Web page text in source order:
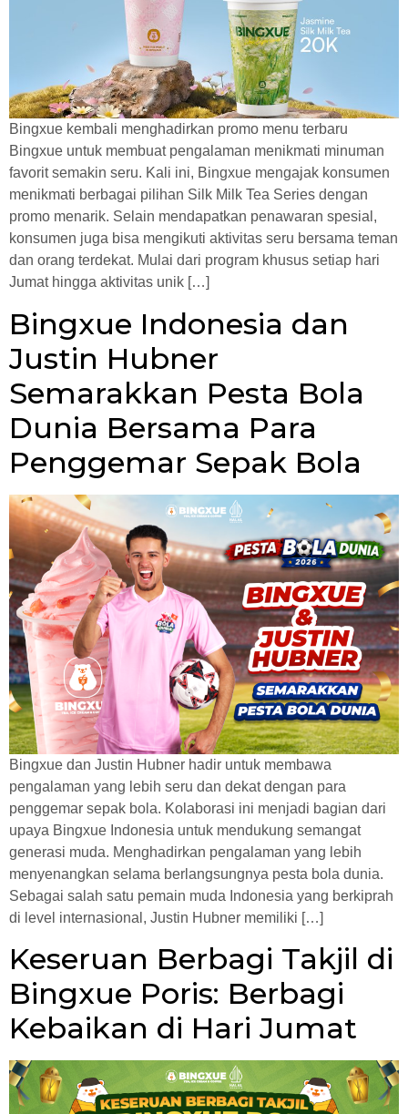
Bingxue kembali menghadirkan promo menu terbaru
Bingxue untuk membuat pengalaman menikmati minuman
favorit semakin seru. Kali ini, Bingxue mengajak konsumen
menikmati berbagai pilihan Silk Milk Tea Series dengan
promo menarik. Selain mendapatkan penawaran spesial,
konsumen juga bisa mengikuti aktivitas seru bersama teman
dan orang terdekat. Mulai dari program khusus setiap hari
Jumat hingga aktivitas unik […]
Bingxue Indonesia dan
Justin Hubner
Semarakkan Pesta Bola
Dunia Bersama Para
Penggemar Sepak Bola
Bingxue dan Justin Hubner hadir untuk membawa
pengalaman yang lebih seru dan dekat dengan para
penggemar sepak bola. Kolaborasi ini menjadi bagian dari
upaya Bingxue Indonesia untuk mendukung semangat
generasi muda. Menghadirkan pengalaman yang lebih
menyenangkan selama berlangsungnya pesta bola dunia.
Sebagai salah satu pemain muda Indonesia yang berkiprah
di level internasional, Justin Hubner memiliki […]
Keseruan Berbagi Takjil di
Bingxue Poris: Berbagi
Kebaikan di Hari Jumat